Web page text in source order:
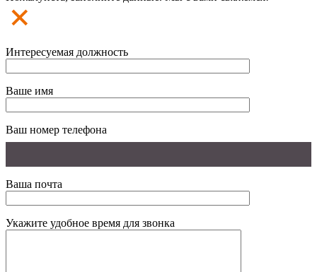
Интересуемая должность
Ваше имя
Ваш номер телефона
Ваша почта
Укажите удобное время для звонка